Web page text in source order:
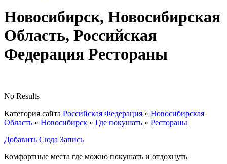
Новосибирск, Новосибирская
Область, Российская
Федерация Рестораны
No Results
Категория сайта Российская Федерация » Новосибирская
Область » Новосибирск » Где покушать » Рестораны
Добавить Сюда Запись
Комфортные места где можно покушать и отдохнуть